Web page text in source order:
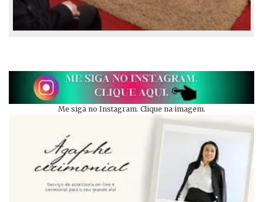
Me siga no Instagram. Clique na imagem.